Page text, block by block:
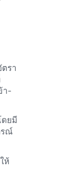
รา
า-
ดยมี
รณ์
ห้